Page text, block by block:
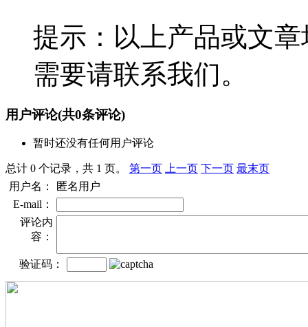
提示：以上产品或文
需要请联系我们。
用户评论(共0条评论)
暂时还没有任何用户评论
总计 0 个记录，共 1 页。 第一页 上一页 下一页 最末页
用户名：
匿名用户
E-mail：
评论内
容：
验证码：